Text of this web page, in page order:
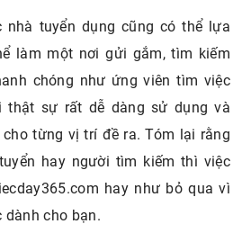
nhà tuyển dụng cũng có thể lựa
làm một nơi gửi gắm, tìm kiếm
chóng như ứng viên tìm việc
thật sự rất dễ dàng sử dụng và
từng vị trí đề ra. Tóm lại rằng
hay người tìm kiếm thì việc
hay như bỏ qua vì
cho bạn.